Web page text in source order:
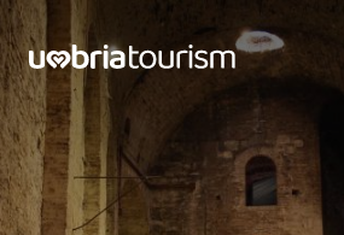
Saut au contenu principal